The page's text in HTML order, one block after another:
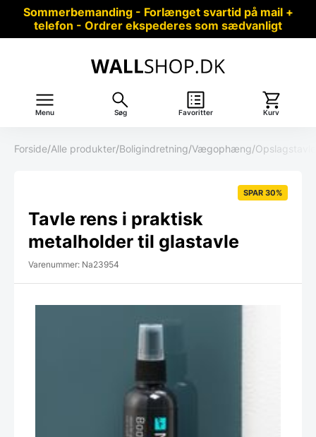
Sommerbemanding - Forlænget svartid på mail +
telefon - Ordrer ekspederes som sædvanligt
Menu Søg Favoritter Kurv
Forside/Alle produkter/Boligindretning/Vægophæng/
SPAR 30%
Tavle rens i praktisk
metalholder til glastavle
Varenummer: Na23954